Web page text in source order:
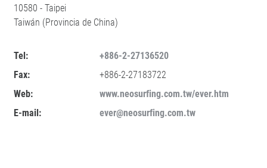
10580 - Taipei
Taiwán (Provincia de China)
Tel:
+886-2-27136520
Fax:
+886-2-27183722
Web:
www.neosurfing.com.tw/ever.htm
E-mail:
ever@neosurfing.com.tw